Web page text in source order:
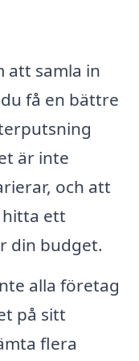
att samla in
få en bättre
är inte
och att
ett
din budget.
alla företag
på sitt
flera